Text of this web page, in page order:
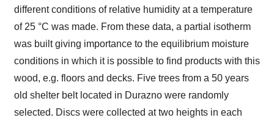
different conditions of relative humidity at a temperature
of 25 °C was made. From these data, a partial isotherm
was built giving importance to the equilibrium moisture
conditions in which it is possible to find products with this
wood, e.g. floors and decks. Five trees from a 50 years
old shelter belt located in Durazno were randomly
selected. Discs were collected at two heights in each